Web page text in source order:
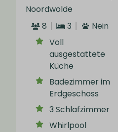
Noordwolde
8
3
Nein
Voll
ausgestattete
Küche
Badezimmer im
Erdgeschoss
3 Schlafzimmer
Whirlpool